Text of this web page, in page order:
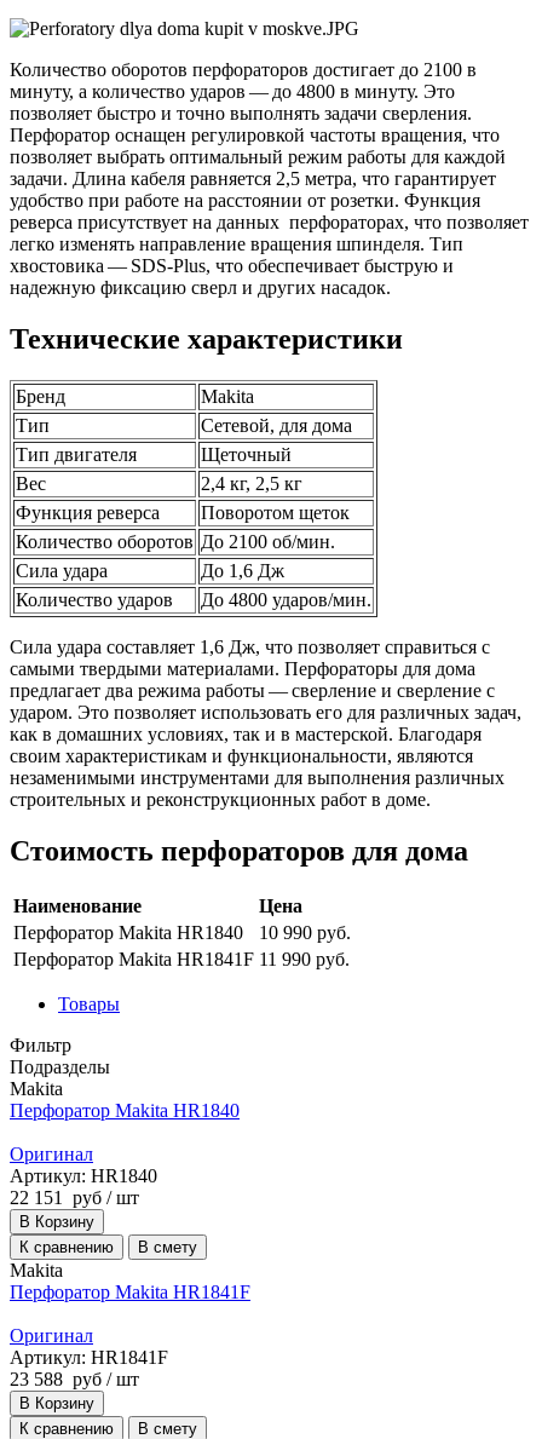
Количество оборотов перфораторов достигает до 2100 в
минуту, а количество ударов — до 4800 в минуту. Это
позволяет быстро и точно выполнять задачи сверления.
Перфоратор оснащен регулировкой частоты вращения, что
позволяет выбрать оптимальный режим работы для каждой
задачи. Длина кабеля равняется 2,5 метра, что гарантирует
удобство при работе на расстоянии от розетки. Функция
реверса присутствует на данных перфораторах, что позволяет
легко изменять направление вращения шпинделя. Тип
хвостовика — SDS-Plus, что обеспечивает быструю и
надежную фиксацию сверл и других насадок.
Технические характеристики
Бренд
Makita
Тип
Сетевой, для дома
Тип двигателя
Щеточный
Вес
2,4 кг, 2,5 кг
Функция реверса
Поворотом щеток
Количество оборотов До 2100 об/мин.
Сила удара
До 1,6 Дж
Количество ударов
До 4800 ударов/мин.
Сила удара составляет 1,6 Дж, что позволяет справиться с
самыми твердыми материалами. Перфораторы для дома
предлагает два режима работы — сверление и сверление с
ударом. Это позволяет использовать его для различных задач,
как в домашних условиях, так и в мастерской. Благодаря
своим характеристикам и функциональности, являются
незаменимыми инструментами для выполнения различных
строительных и реконструкционных работ в доме.
Стоимость перфораторов для дома
Наименование
Цена
Перфоратор Makita HR1840
10 990 руб.
Перфоратор Makita HR1841F 11 990 руб.
Товары
Фильтр
Подразделы
Makita
Перфоратор Makita HR1840
Оригинал
Артикул: HR1840
22 151 руб / шт
В Корзину
К сравнению
В смету
Makita
Перфоратор Makita HR1841F
Оригинал
Артикул: HR1841F
23 588 руб / шт
В Корзину
К сравнению
В смету